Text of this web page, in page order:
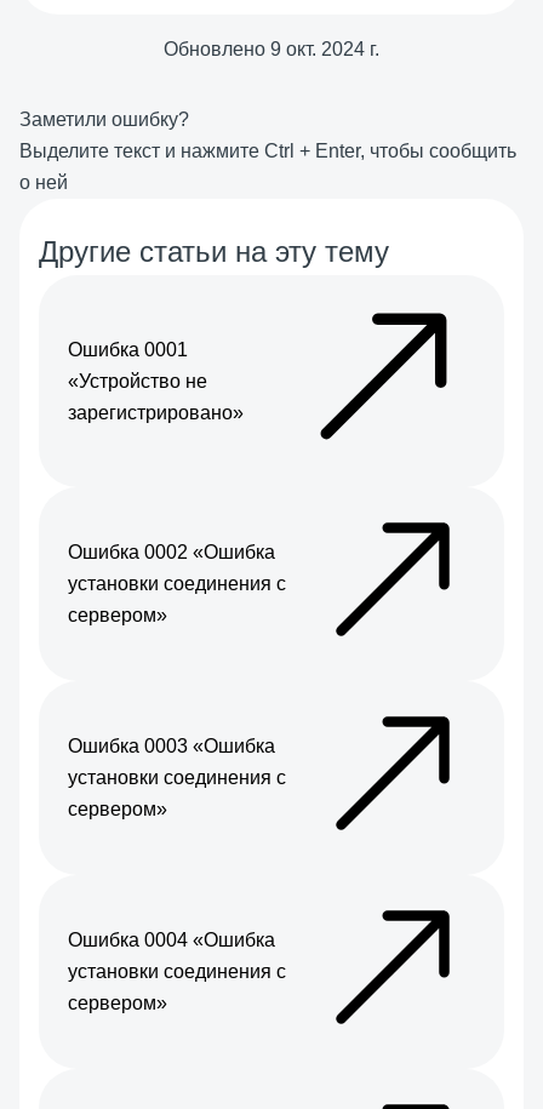
Обновлено 9 окт. 2024 г.
Заметили ошибку?
Выделите текст и нажмите Ctrl + Enter, чтобы сообщить
о ней
Другие статьи на эту тему
Ошибка 0001
«Устройство не
зарегистрировано»
Ошибка 0002 «Ошибка
установки соединения с
сервером»
Ошибка 0003 «Ошибка
установки соединения с
сервером»
Ошибка 0004 «Ошибка
установки соединения с
сервером»